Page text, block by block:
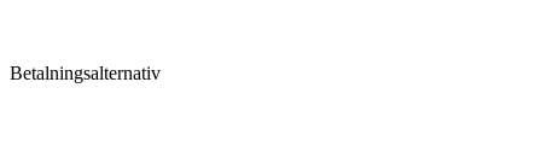
Betalningsalternativ